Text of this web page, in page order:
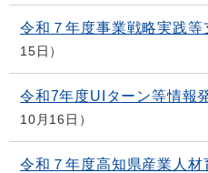
令和７年度事業戦略実践等
15日
令和7年度UIターン等情報
10月16日
令和７年度高知県産業人